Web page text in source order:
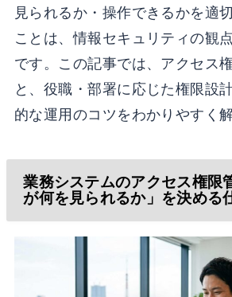
見られるか・操作できるかを適
ことは、情報セキュリティの観
です。この記事では、アクセス
と、役職・部署に応じた権限設
的な運用のコツをわかりやすく
業務システムのアクセス権限
が何を見られるか」を決める